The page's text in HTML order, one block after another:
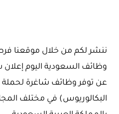
ننشر لكم من خلال موقعنا
وظائف السعودية اليوم إعلان
عن توفر وظائف شاغرة لحملة
البكالوريوس) في مختلف